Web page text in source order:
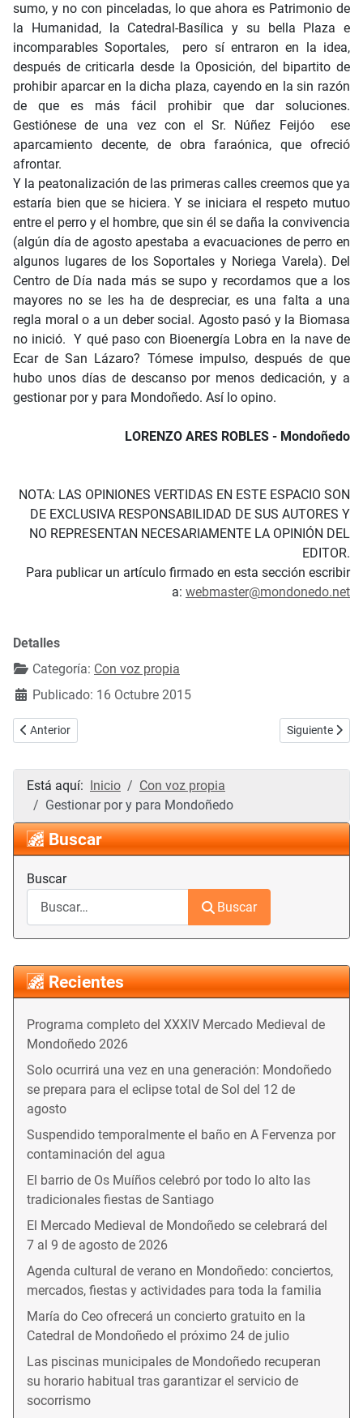
sumo, y no con pinceladas, lo que ahora es Patrimonio de
la Humanidad, la Catedral-Basílica y su bella Plaza e
incomparables Soportales, pero sí entraron en la idea,
después de criticarla desde la Oposición, del bipartito de
prohibir aparcar en la dicha plaza, cayendo en la sin razón
de que es más fácil prohibir que dar soluciones.
Gestiónese de una vez con el Sr. Núñez Feijóo ese
aparcamiento decente, de obra faraónica, que ofreció
afrontar.
Y la peatonalización de las primeras calles creemos que ya
estaría bien que se hiciera. Y se iniciara el respeto mutuo
entre el perro y el hombre, que sin él se daña la convivencia
(algún día de agosto apestaba a evacuaciones de perro en
algunos lugares de los Soportales y Noriega Varela). Del
Centro de Día nada más se supo y recordamos que a los
mayores no se les ha de despreciar, es una falta a una
regla moral o a un deber social. Agosto pasó y la Biomasa
no inició. Y qué paso con Bioenergía Lobra en la nave de
Ecar de San Lázaro? Tómese impulso, después de que
hubo unos días de descanso por menos dedicación, y a
gestionar por y para Mondoñedo. Así lo opino.
LORENZO ARES ROBLES - Mondoñedo
NOTA: LAS OPINIONES VERTIDAS EN ESTE ESPACIO SON
DE EXCLUSIVA RESPONSABILIDAD DE SUS AUTORES Y
NO REPRESENTAN NECESARIAMENTE LA OPINIÓN DEL
EDITOR.
Para publicar un artículo firmado en esta sección escribir
a: webmaster@mondonedo.net
Detalles
Categoría: Con voz propia
Publicado: 16 Octubre 2015
Artículo anterior: Mondoñedo y el turismo: As San Lucas 2015
Anterior Artículo
Siguiente
Está aquí: Inicio
Con voz propia
Gestionar por y para Mondoñedo
Buscar
Buscar
Buscar
Recientes
Programa completo del XXXIV Mercado Medieval de
Mondoñedo 2026
Solo ocurrirá una vez en una generación: Mondoñedo
se prepara para el eclipse total de Sol del 12 de
agosto
Suspendido temporalmente el baño en A Fervenza por
contaminación del agua
El barrio de Os Muíños celebró por todo lo alto las
tradicionales fiestas de Santiago
El Mercado Medieval de Mondoñedo se celebrará del
7 al 9 de agosto de 2026
Agenda cultural de verano en Mondoñedo: conciertos,
mercados, fiestas y actividades para toda la familia
María do Ceo ofrecerá un concierto gratuito en la
Catedral de Mondoñedo el próximo 24 de julio
Las piscinas municipales de Mondoñedo recuperan
su horario habitual tras garantizar el servicio de
socorrismo